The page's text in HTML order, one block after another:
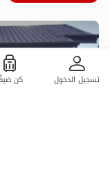
تسجيل الدخول كن
OpenStreetMap